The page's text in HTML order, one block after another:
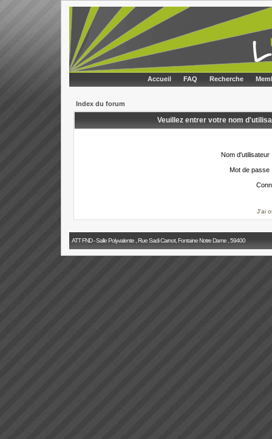
Accueil FAQ Recherche
Index du forum
Veuillez entrer votre nom
Nom d'utilisateur
Mot de passe
J'ai
ATT FND - Salle Polyvalente , Rue Sadi Carnot, Fontaine Notre Dame , 59400